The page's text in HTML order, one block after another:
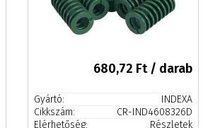
680,72 Ft / darab
Gyártó:
INDEXA
Cikkszám:
CR-IND4608326D
Elérhetőség:
Részletek